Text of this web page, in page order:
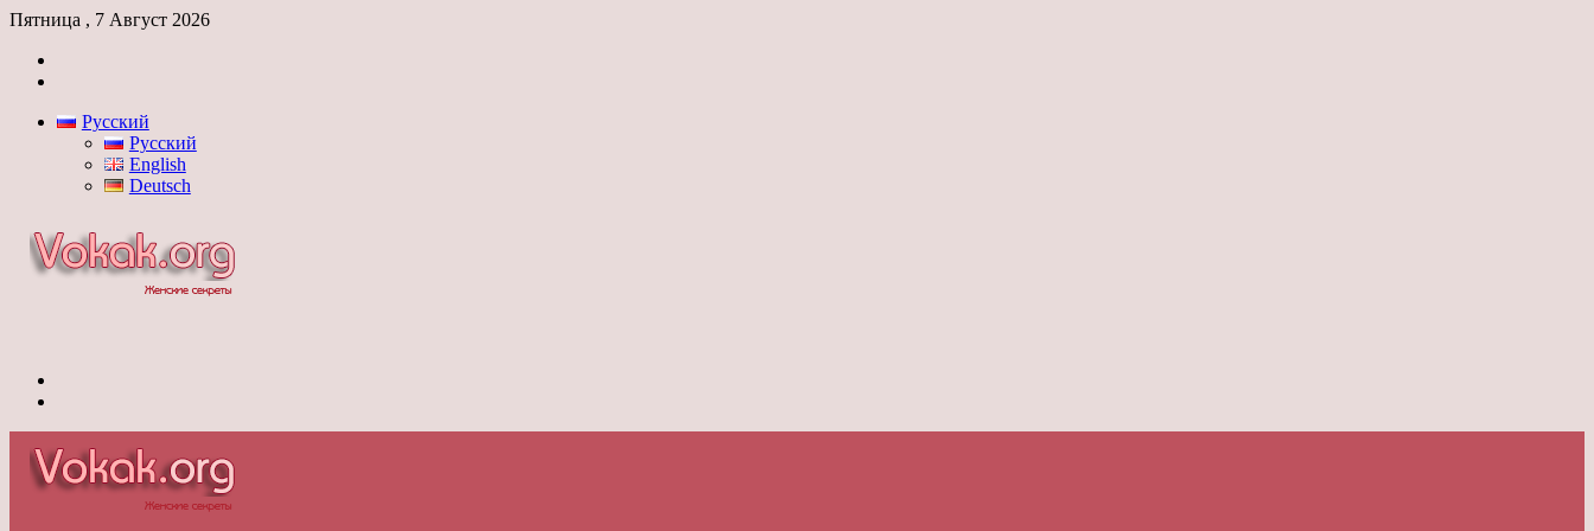
Пятница , 7 Август 2026
Русский
Русский
English
Deutsch